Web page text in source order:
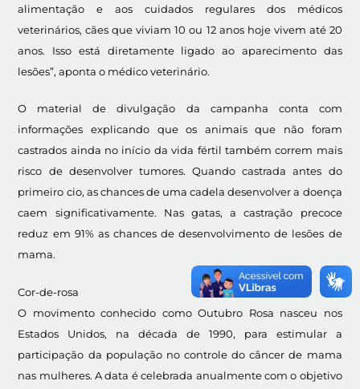
alimentação e aos cuidados regulares dos médicos
veterinários, cães que viviam 10 ou 12 anos hoje vivem até 20
anos. Isso está diretamente ligado ao aparecimento das
lesões”, aponta o médico veterinário.
O material de divulgação da campanha conta com
informações explicando que os animais que não foram
castrados ainda no início da vida fértil também correm mais
risco de desenvolver tumores. Quando castrada antes do
primeiro cio, as chances de uma cadela desenvolver a doença
caem significativamente. Nas gatas, a castração precoce
reduz em 91% as chances de desenvolvimento de lesões de
mama.
Cor-de-rosa
O movimento conhecido como Outubro Rosa nasceu nos
Estados Unidos, na década de 1990, para estimular a
participação da população no controle do câncer de mama
nas mulheres. A data é celebrada anualmente com o objetivo